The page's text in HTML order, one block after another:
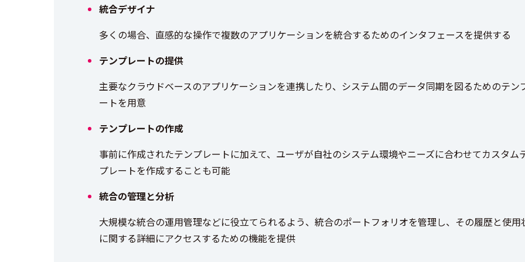
統合デザイナ
多くの場合、直感的な操作で複数のアプリケーションを統合するためのインタフェースを提供する
テンプレートの提供
主要なクラウドベースのアプリケーションを連携したり、システム間のデータ同期を図るためのテン
ートを用意
テンプレートの作成
事前に作成されたテンプレートに加えて、ユーザが自社のシステム環境やニーズに合わせてカスタム
プレートを作成することも可能
統合の管理と分析
大規模な統合の運用管理などに役立てられるよう、統合のポートフォリオを管理し、その履歴と使用
に関する詳細にアクセスするための機能を提供